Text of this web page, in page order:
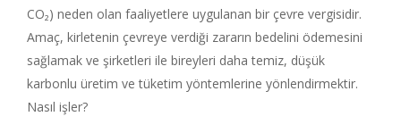
CO₂) neden olan faaliyetlere uygulanan bir çevre vergisidir.
Amaç, kirletenin çevreye verdiği zararın bedelini ödemesini
sağlamak ve şirketleri ile bireyleri daha temiz, düşük
karbonlu üretim ve tüketim yöntemlerine yönlendirmektir.
Nasıl işler?